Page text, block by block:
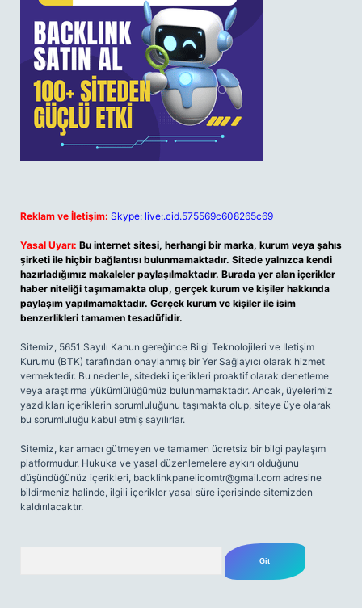
Reklam ve İletişim: Skype: live:.cid.575569c608265c69
Yasal Uyarı: Bu internet sitesi, herhangi bir marka, kurum veya şahıs
şirketi ile hiçbir bağlantısı bulunmamaktadır. Sitede yalnızca kendi
hazırladığımız makaleler paylaşılmaktadır. Burada yer alan içerikler
haber niteliği taşımamakta olup, gerçek kurum ve kişiler hakkında
paylaşım yapılmamaktadır. Gerçek kurum ve kişiler ile isim
benzerlikleri tamamen tesadüfidir.
Sitemiz, 5651 Sayılı Kanun gereğince Bilgi Teknolojileri ve İletişim
Kurumu (BTK) tarafından onaylanmış bir Yer Sağlayıcı olarak hizmet
vermektedir. Bu nedenle, sitedeki içerikleri proaktif olarak denetleme
veya araştırma yükümlülüğümüz bulunmamaktadır. Ancak, üyelerimiz
yazdıkları içeriklerin sorumluluğunu taşımakta olup, siteye üye olarak
bu sorumluluğu kabul etmiş sayılırlar.
Sitemiz, kar amacı gütmeyen ve tamamen ücretsiz bir bilgi paylaşım
platformudur. Hukuka ve yasal düzenlemelere aykırı olduğunu
düşündüğünüz içerikleri, backlinkpanelicomtr@gmail.com adresine
bildirmeniz halinde, ilgili içerikler yasal süre içerisinde sitemizden
kaldırılacaktır.